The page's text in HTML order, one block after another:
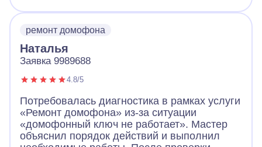
ремонт домофона
Наталья
Заявка 9989688
4.8/5
Потребовалась диагностика в рамках услуги
«Ремонт домофона» из-за ситуации
«домофонный ключ не работает». Мастер
объяснил порядок действий и выполнил